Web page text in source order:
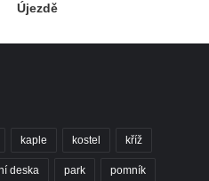
na hřbitově v
Újezdě
kaple kostel kříž
deska park pomník